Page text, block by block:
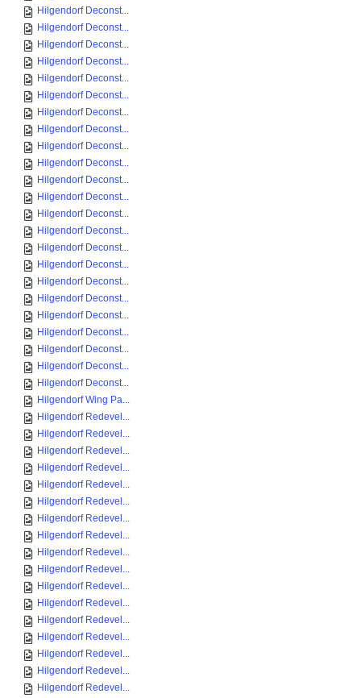
Hilgendorf Deconst...
Hilgendorf Deconst...
Hilgendorf Deconst...
Hilgendorf Deconst...
Hilgendorf Deconst...
Hilgendorf Deconst...
Hilgendorf Deconst...
Hilgendorf Deconst...
Hilgendorf Deconst...
Hilgendorf Deconst...
Hilgendorf Deconst...
Hilgendorf Deconst...
Hilgendorf Deconst...
Hilgendorf Deconst...
Hilgendorf Deconst...
Hilgendorf Deconst...
Hilgendorf Deconst...
Hilgendorf Deconst...
Hilgendorf Deconst...
Hilgendorf Deconst...
Hilgendorf Deconst...
Hilgendorf Deconst...
Hilgendorf Deconst...
Hilgendorf Wing Pa...
Hilgendorf Redevel...
Hilgendorf Redevel...
Hilgendorf Redevel...
Hilgendorf Redevel...
Hilgendorf Redevel...
Hilgendorf Redevel...
Hilgendorf Redevel...
Hilgendorf Redevel...
Hilgendorf Redevel...
Hilgendorf Redevel...
Hilgendorf Redevel...
Hilgendorf Redevel...
Hilgendorf Redevel...
Hilgendorf Redevel...
Hilgendorf Redevel...
Hilgendorf Redevel...
Hilgendorf Redevel...